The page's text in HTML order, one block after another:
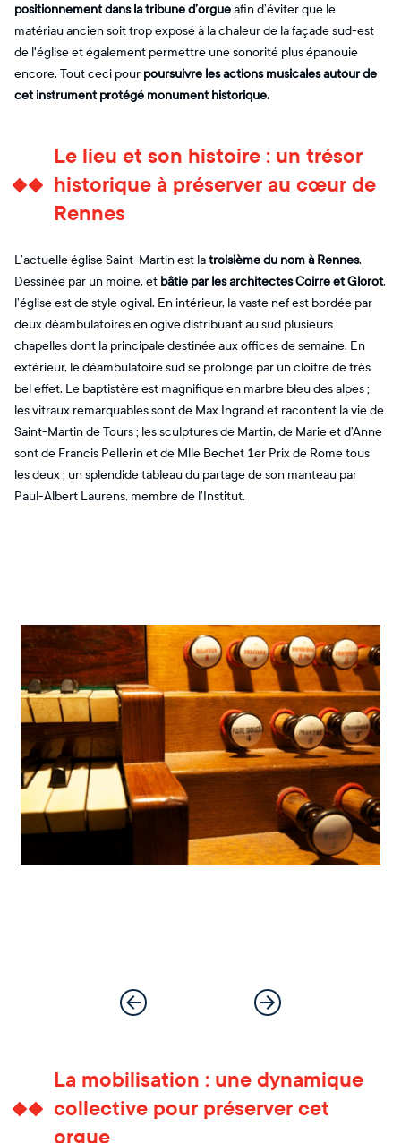
positionnement dans la tribune d’orgueafin d’éviter que le
matériau ancien soit trop exposé à la chaleur de la façade sud-est
de l'église et également permettre une sonorité plus épanouie
encore. Tout ceci pour poursuivre les actions musicales autour de
cet instrument protégé monument historique.
Le lieu et son histoire : un trésor
historique à préserver au cœur de
Rennes
L’actuelle église Saint-Martin est latroisième du nom à Rennes.
Dessinée par un moine, et bâtie par les architectes Coirre et Glorot,
l’église est de style ogival. En intérieur, la vaste nef est bordée par
deux déambulatoires en ogive distribuant au sud plusieurs
chapelles dont la principale destinée aux offices de semaine. En
extérieur, le déambulatoire sud se prolonge par un cloitre de très
bel effet. Le baptistère est magnifique en marbre bleu des alpes ;
les vitraux remarquables sont de Max Ingrand et racontent la vie de
Saint-Martin de Tours ; les sculptures de Martin, de Marie et d’Anne
sont de Francis Pellerin et de Mlle Bechet 1er Prix de Rome tous
les deux ; un splendide tableau du partage de son manteau par
Paul-Albert Laurens, membre de l’Institut.
La mobilisation : une dynamique
collective pour préserver cet
orgue